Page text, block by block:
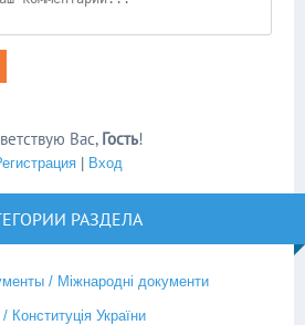
Вас, Гость!
| Вход
РАЗДЕЛА
/ Міжнародні документи
Конституція України